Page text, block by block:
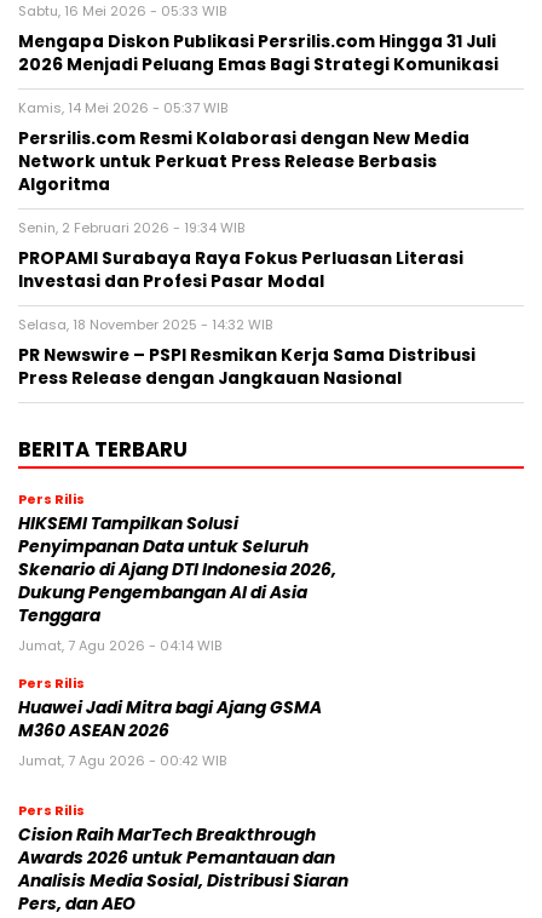
Sabtu, 16 Mei 2026 - 05:33 WIB
Mengapa Diskon Publikasi Persrilis.com Hingga 31 Juli
2026 Menjadi Peluang Emas Bagi Strategi Komunikasi
Kamis, 14 Mei 2026 - 05:37 WIB
Persrilis.com Resmi Kolaborasi dengan New Media
Network untuk Perkuat Press Release Berbasis
Algoritma
Senin, 2 Februari 2026 - 19:34 WIB
PROPAMI Surabaya Raya Fokus Perluasan Literasi
Investasi dan Profesi Pasar Modal
Selasa, 18 November 2025 - 14:32 WIB
PR Newswire – PSPI Resmikan Kerja Sama Distribusi
Press Release dengan Jangkauan Nasional
BERITA TERBARU
Pers Rilis
HIKSEMI Tampilkan Solusi
Penyimpanan Data untuk Seluruh
Skenario di Ajang DTI Indonesia 2026,
Dukung Pengembangan AI di Asia
Tenggara
Jumat, 7 Agu 2026 - 04:14 WIB
Pers Rilis
Huawei Jadi Mitra bagi Ajang GSMA
M360 ASEAN 2026
Jumat, 7 Agu 2026 - 00:42 WIB
Pers Rilis
Cision Raih MarTech Breakthrough
Awards 2026 untuk Pemantauan dan
Analisis Media Sosial, Distribusi Siaran
Pers, dan AEO